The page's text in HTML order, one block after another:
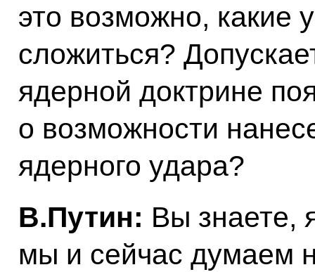
это возможно, какие
сложиться?
ядерной доктрине
о возможности
ядерного удара?
В.Путин: Вы знаете,
мы и сейчас думаем